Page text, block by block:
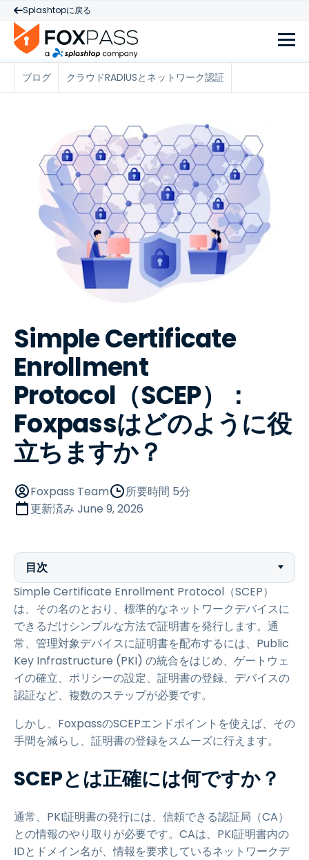
Splashtopに戻る
ブログ クラウドRADIUSとネットワーク認証
Simple Certificate
Enrollment
Protocol（SCEP）：
Foxpassはどのように役
立ちますか？
Foxpass Team
所要時間 5分
更新済み June 9, 2026
目次
Simple Certificate Enrollment Protocol（SCEP）
は、その名のとおり、標準的なネットワークデバイスに
できるだけシンプルな方法で証明書を発行します。通
常、管理対象デバイスに証明書を配布するには、Public
Key Infrastructure (PKI) の統合をはじめ、ゲートウェ
イの確立、ポリシーの設定、証明書の登録、デバイスの
認証など、複数のステップが必要です。
しかし、FoxpassのSCEPエンドポイントを使えば、その
手間を減らし、証明書の登録をスムーズに行えます。
SCEPとは正確には何ですか？
通常、PKI証明書の発行には、信頼できる認証局（CA）
との情報のやり取りが必要です。CAは、PKI証明書内の
IDとドメイン名が、情報を要求しているネットワークデ